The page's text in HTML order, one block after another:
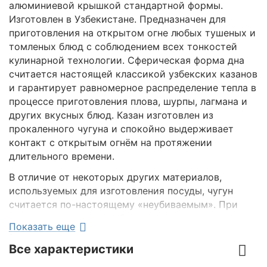
алюминиевой крышкой стандартной формы.
Изготовлен в Узбекистане. Предназначен для
приготовления на открытом огне любых тушеных и
томленых блюд с соблюдением всех тонкостей
кулинарной технологии. Сферическая форма дна
считается настоящей классикой узбекских казанов
и гарантирует равномерное распределение тепла в
процессе приготовления плова, шурпы, лагмана и
других вкусных блюд. Казан изготовлен из
прокаленного чугуна и спокойно выдерживает
контакт с открытым огнём на протяжении
длительного времени.
В отличие от некоторых других материалов,
используемых для изготовления посуды, чугун
считается по-настоящему «неубиваемым». При
ухода срок службы такого казана будет
практически неограниченным. При этом казан и
крышка не требуют сложного ухода. После
Показать еще
Все характеристики